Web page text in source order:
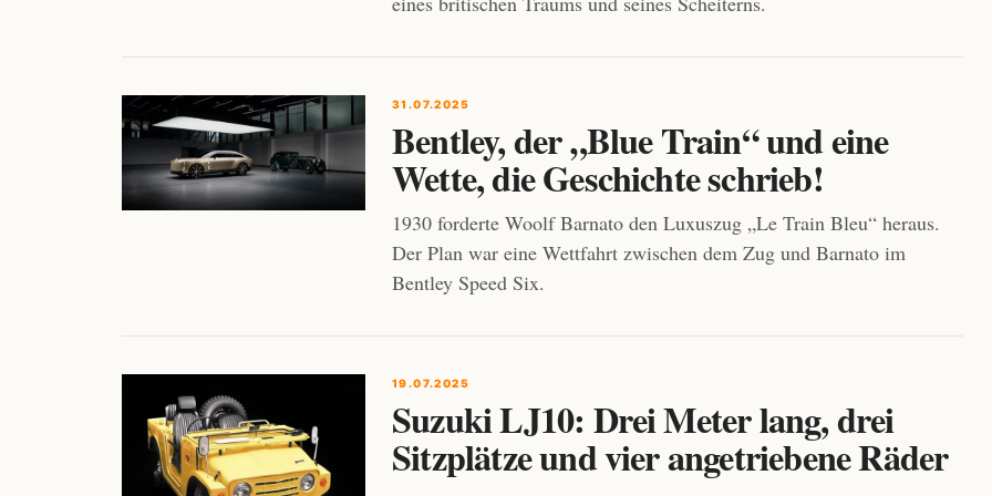
31.07.2025
Bentley, der „Blue Train“ und eine
Wette, die Geschichte schrieb!
1930 forderte Woolf Barnato den Luxuszug „Le Train Bleu“ heraus.
Der Plan war eine Wettfahrt zwischen dem Zug und Barnato im
Bentley Speed Six.
19.07.2025
Suzuki LJ10: Drei Meter lang, drei
Sitzplätze und vier angetriebene Räder